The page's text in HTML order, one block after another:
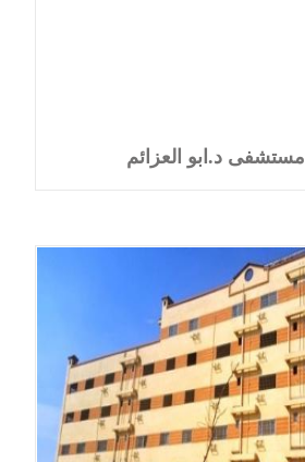
مستشفى د.ابو العزائم